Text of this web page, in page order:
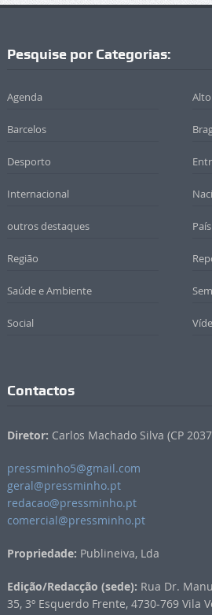
Pesquise por Categorias:
Agenda
Barcelos
Desporto
Internacional
outros destaques País
Região
Saúde e Ambiente
Social
Contactos
Diretor: Carlos Machado Silva (CP
pressminho5@gmail.com
geral@pressminho.pt
redacao@pressminho.pt
comercial@pressminho.pt
Propriedade: Publineiva, Lda
Edição/Redacção (sede): Rua Dr.
35, 3º Esquerdo Frente, 4730-769 Vila